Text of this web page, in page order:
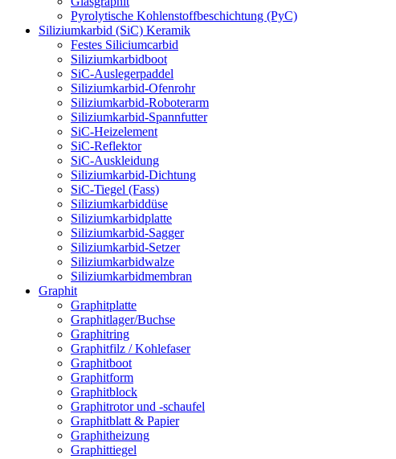
Pyrolytische Kohlenstoffbeschichtung (PyC)
Siliziumkarbid (SiC) Keramik
Festes Siliciumcarbid
Siliziumkarbidboot
SiC-Auslegerpaddel
Siliziumkarbid-Ofenrohr
Siliziumkarbid-Roboterarm
Siliziumkarbid-Spannfutter
SiC-Heizelement
SiC-Reflektor
SiC-Auskleidung
Siliziumkarbid-Dichtung
SiC-Tiegel (Fass)
Siliziumkarbiddüse
Siliziumkarbidplatte
Siliziumkarbid-Sagger
Siliziumkarbid-Setzer
Siliziumkarbidwalze
Siliziumkarbidmembran
Graphit
Graphitplatte
Graphitlager/Buchse
Graphitring
Graphitfilz / Kohlefaser
Graphitboot
Graphitform
Graphitblock
Graphitrotor und -schaufel
Graphitblatt & Papier
Graphitheizung
Graphittiegel